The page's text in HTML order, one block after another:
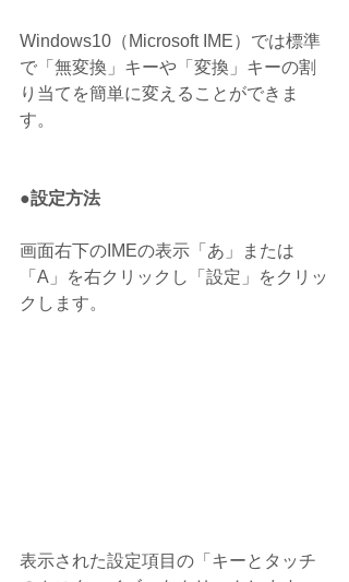
Windows10（Microsoft IME）では標準
で「無変換」キーや「変換」キーの割
り当てを簡単に変えることができま
す。
●設定方法
画面右下のIMEの表示「あ」または
「A」を右クリックし「設定」をクリッ
クします。
表示された設定項目の「キーとタッチ